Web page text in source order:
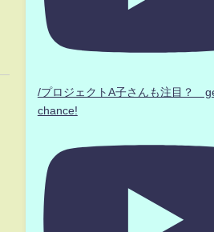
/プロジェクトA子さんも注目？
chance!